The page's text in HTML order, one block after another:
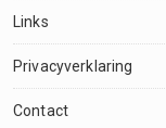
Links
Privacyverklaring
Contact